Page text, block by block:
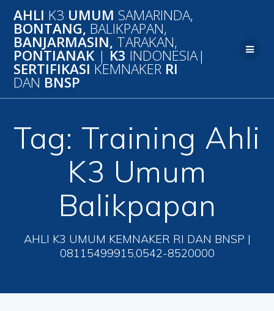
to
content
AHLI K3 UMUM SAMARINDA,
BONTANG, BALIKPAPAN,
BANJARMASIN, TARAKAN,
PONTIANAK | K3 INDONESIA|
SERTIFIKASI KEMNAKER RI
DAN BNSP
Tag: Training Ahli
K3 Umum
Balikpapan
AHLI K3 UMUM KEMNAKER RI DAN BNSP |
08115499915,0542-8520000